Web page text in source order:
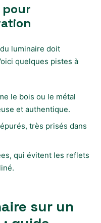
luminaire doit
quelques pistes à
le bois ou le métal
et authentique.
très prisés dans
qui évitent les reflets
sur un